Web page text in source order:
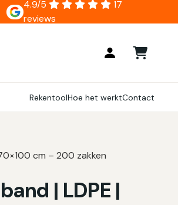
4.9/5
17
reviews
om omhoog en omlaag te gaan
RekentoolHoe het werktContact
cm – 200 zakken
| LDPE |